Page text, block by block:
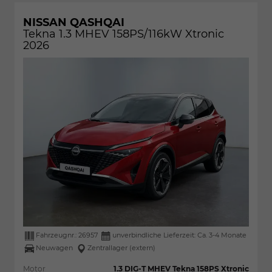
NISSAN QASHQAI
Tekna 1.3 MHEV 158PS/116kW Xtronic
2026
Fahrzeugnr.: 26957
unverbindliche Lieferzeit: Ca. 3-4 Monate
Neuwagen
Zentrallager (extern)
Motor 1.3 DIG-T MHEV Tekna 158PS Xtronic